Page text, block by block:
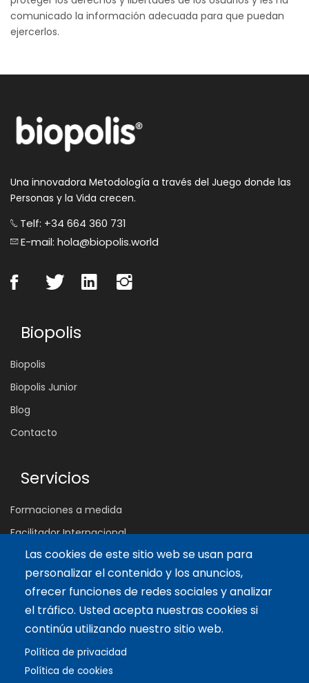
Las cookies de este sitio web se usan para
personalizar el contenido y los anuncios,
ofrecer funciones de redes sociales y analizar
el tráfico. Usted acepta nuestras cookies si
continúa utilizando nuestro sitio web.
Política de privacidad
Política de cookies
comunicado la información adecuada para que puedan
ejercerlos.
Una innovadora Metodología a través del Juego donde las
Personas y la Vida crecen.
Telf: +34 664 360 731
E-mail: hola@biopolis.world
Biopolis
Biopolis
Biopolis Junior
Blog
Contacto
Servicios
Formaciones a medida
Facilitador Internacional
Artículos recientes
Claves para potenciar una Autoestima Saludable
7 Jun 2022
Los 4 Pilares del Liderazgo Interior (parte 2)